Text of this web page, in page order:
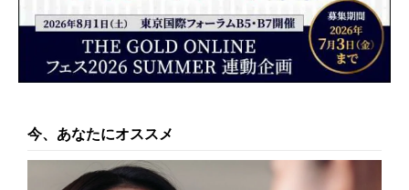
今、あなたにオススメ